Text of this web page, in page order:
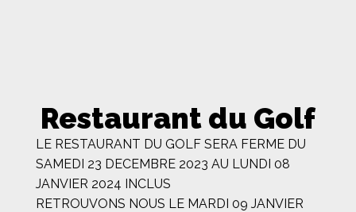
Restaurant du Golf
LE RESTAURANT DU GOLF SERA FERME DU
SAMEDI 23 DECEMBRE 2023 AU LUNDI 08
JANVIER 2024 INCLUS
RETROUVONS NOUS LE MARDI 09 JANVIER